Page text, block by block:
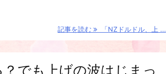
記事を読む 「NZドルドル、上 ...
でも上げの波はじまっ